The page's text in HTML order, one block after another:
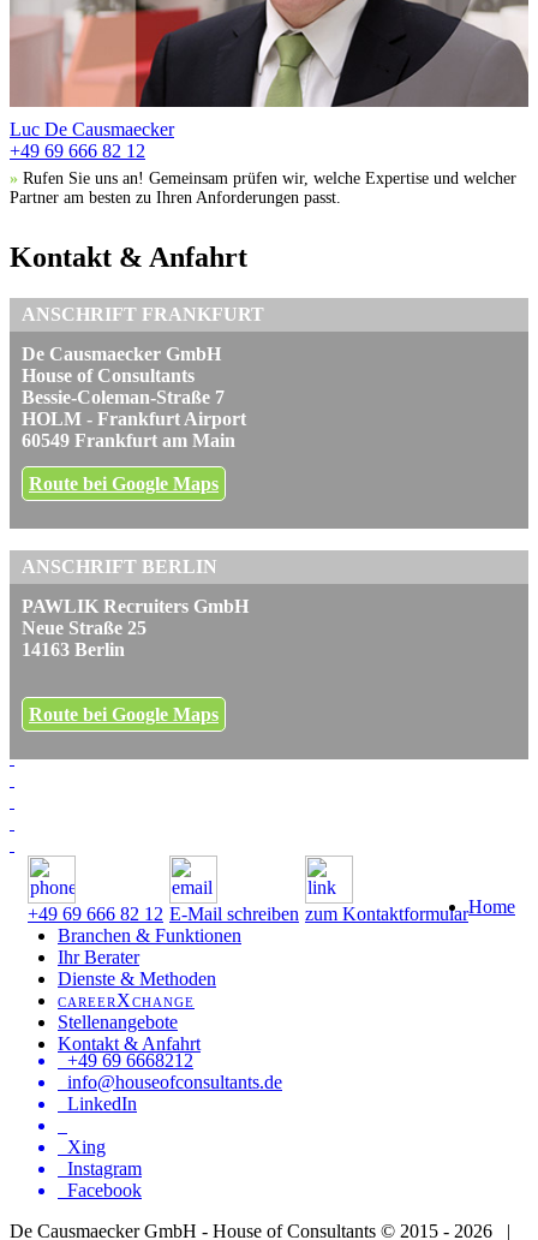
Luc De Causmaecker
+49 69 666 82 12
» Rufen Sie uns an! Gemeinsam prüfen wir, welche Expertise und welcher
Partner am besten zu Ihren Anforderungen passt.
Kontakt & Anfahrt
ANSCHRIFT FRANKFURT
De Causmaecker GmbH
House of Consultants
Bessie-Coleman-Straße 7
HOLM - Frankfurt Airport
60549 Frankfurt am Main
Route bei Google Maps
ANSCHRIFT BERLIN
PAWLIK Recruiters GmbH
Neue Straße 25
14163 Berlin
Route bei Google Maps
+49 69 666 82 12 E-Mail schreiben zum KontaktformularHome
Branchen & Funktionen
Ihr Berater
Dienste & Methoden
careerXchange
Stellenangebote
Kontakt & Anfahrt
+49 69 6668212
info@houseofconsultants.de
LinkedIn
Xing
Instagram
Facebook
De Causmaecker GmbH - House of Consultants © 2015 - 2026 |